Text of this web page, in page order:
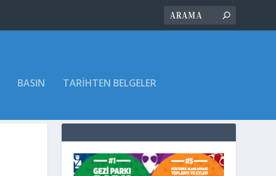
BASIN TARIHTEN BELGELER